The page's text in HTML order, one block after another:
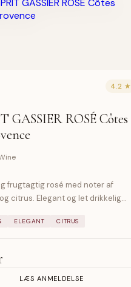
4.2 ★
GASSIER ROSÉ Côtes
frugtagtig rosé med noter af
citrus. Elegant og let drikkelig…
ELEGANT CITRUS
LÆS ANMELDELSE